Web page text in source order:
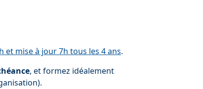
et mise à jour 7h tous les 4 ans.
, et formez idéalement